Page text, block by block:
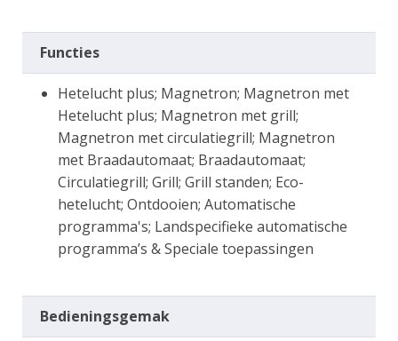
Functies
Hetelucht plus; Magnetron; Magnetron met
Hetelucht plus; Magnetron met grill;
Magnetron met circulatiegrill; Magnetron
met Braadautomaat; Braadautomaat;
Circulatiegrill; Grill; Grill standen; Eco-
hetelucht; Ontdooien; Automatische
programma's; Landspecifieke automatische
programma’s & Speciale toepassingen
Bedieningsgemak